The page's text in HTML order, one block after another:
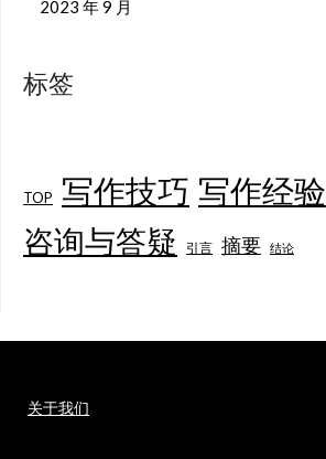
2023 年 9 月
标签
TOP 写作技巧 写作经验
咨询与答疑 引言 摘要 结论
关于我们